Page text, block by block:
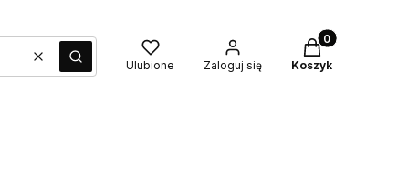
WyczyśćSzukaj Ulubione Zaloguj się
Produkty w
Koszyk